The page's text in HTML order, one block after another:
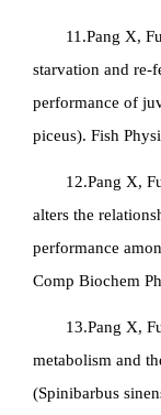
11.Pang X,
starvation and re-
performance of
piceus). Fish
12.Pang X,
alters the
performance
Comp Biochem
13.Pang X,
metabolism and
(Spinibarbus